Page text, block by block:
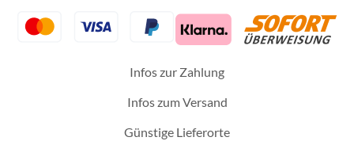
Infos zur Zahlung
Infos zum Versand
Günstige Lieferorte